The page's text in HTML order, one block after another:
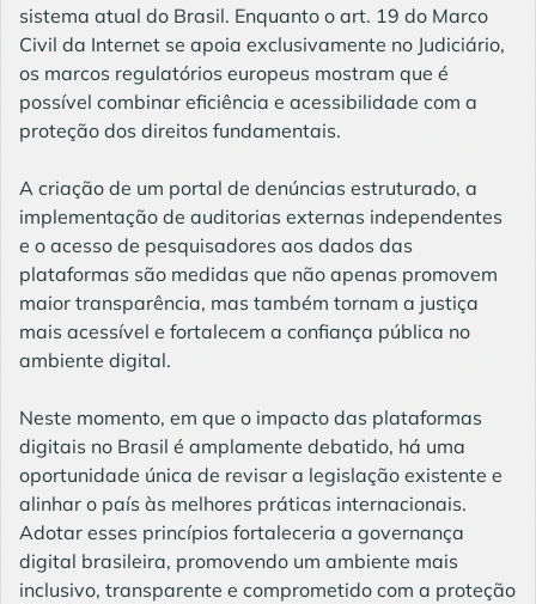
sistema atual do Brasil. Enquanto o art. 19 do Marco
Civil da Internet se apoia exclusivamente no Judiciário,
os marcos regulatórios europeus mostram que é
possível combinar eficiência e acessibilidade com a
proteção dos direitos fundamentais.
A criação de um portal de denúncias estruturado, a
implementação de auditorias externas independentes
e o acesso de pesquisadores aos dados das
plataformas são medidas que não apenas promovem
maior transparência, mas também tornam a justiça
mais acessível e fortalecem a confiança pública no
ambiente digital.
Neste momento, em que o impacto das plataformas
digitais no Brasil é amplamente debatido, há uma
oportunidade única de revisar a legislação existente e
alinhar o país às melhores práticas internacionais.
Adotar esses princípios fortaleceria a governança
digital brasileira, promovendo um ambiente mais
inclusivo, transparente e comprometido com a proteção